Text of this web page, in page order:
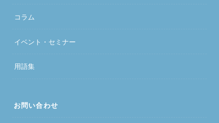
コラム
イベント・セミナー
用語集
お問い合わせ